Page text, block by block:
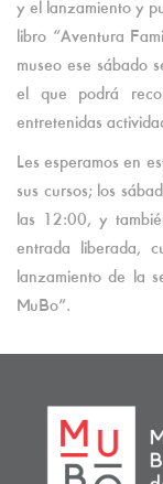
y el lanzamiento y
libro “Aventura
museo ese sábado
el que podrá
entretenidas
Les esperamos en
sus cursos; los
las 12:00, y
entrada liberada,
lanzamiento de la
MuBo”.